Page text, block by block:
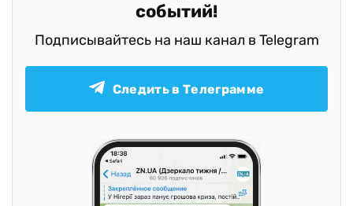
событий!
Подписывайтесь на наш канал в Telegram
Следить в Телеграмме